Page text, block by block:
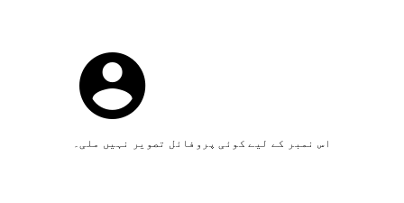
اس نمبر کے لیے کوئی پروفائل تصویر نہیں ملی۔